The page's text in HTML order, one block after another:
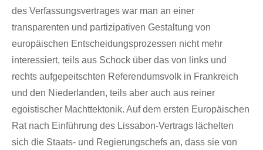
des Verfassungsvertrages war man an einer
transparenten und partizipativen Gestaltung von
europäischen Entscheidungsprozessen nicht mehr
interessiert, teils aus Schock über das von links und
rechts aufgepeitschten Referendumsvolk in Frankreich
und den Niederlanden, teils aber auch aus reiner
egoistischer Machttektonik. Auf dem ersten Europäischen
Rat nach Einführung des Lissabon-Vertrags lächelten
sich die Staats- und Regierungschefs an, dass sie von